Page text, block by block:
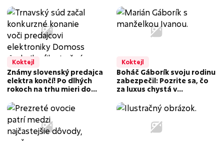
spoločné len jedno
Koktejl
Známy slovenský predajca
elektra končí! Po dlhých
rokoch na trhu mieri do
zákazníkom
Koktejl
Boháč Gáborík svoju rodinu
zabezpečil: Pozrite sa, čo
za luxus chystá v
hovorí...